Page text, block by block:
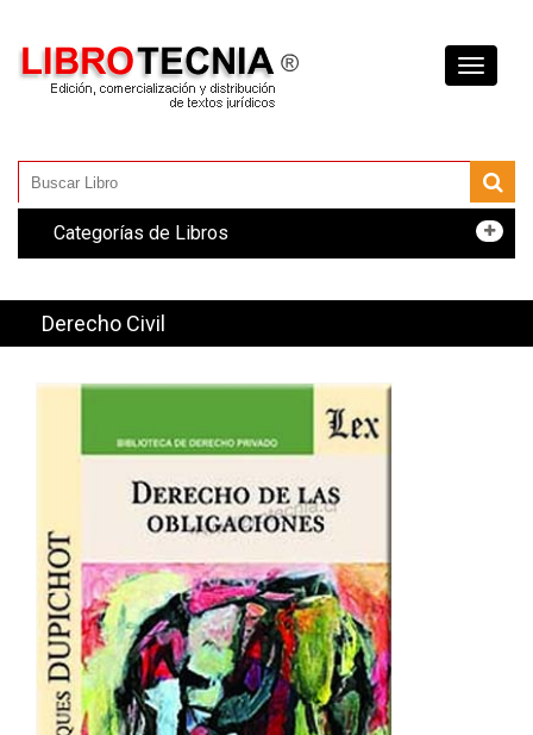
Toggle
Categorías de Libros
Derecho Civil